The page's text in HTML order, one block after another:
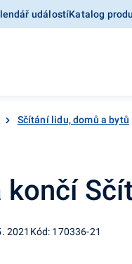
událostíKatalog
Sčítání lidu, domů a bytů
končí
2021 Kód: 170336-21